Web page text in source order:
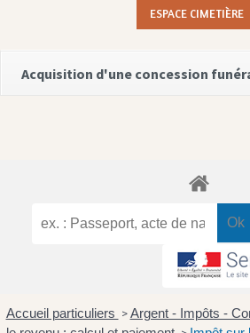
ESPACE CIMETIÈRE
Acquisition d'une concession
Accueil particuliers > Argent - Impôts -